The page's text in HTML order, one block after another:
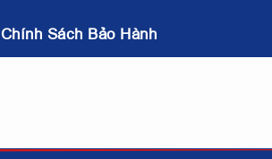
Chính Sách Bảo Hành